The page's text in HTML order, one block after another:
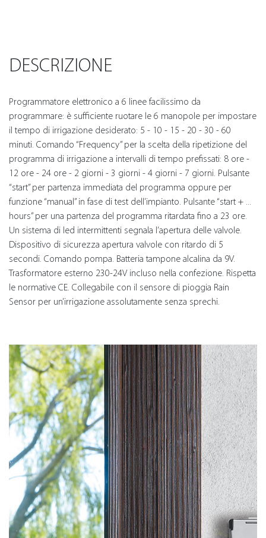
DESCRIZIONE
Programmatore elettronico a 6 linee facilissimo da
programmare: è sufficiente ruotare le 6 manopole per impostare
il tempo di irrigazione desiderato: 5 - 10 - 15 - 20 - 30 - 60
minuti. Comando “Frequency” per la scelta della ripetizione del
programma di irrigazione a intervalli di tempo prefissati: 8 ore -
12 ore - 24 ore - 2 giorni - 3 giorni - 4 giorni - 7 giorni. Pulsante
“start” per partenza immediata del programma oppure per
funzione “manual” in fase di test dell’impianto. Pulsante “start + ...
hours” per una partenza del programma ritardata fino a 23 ore.
Un sistema di led intermittenti segnala l’apertura delle valvole.
Dispositivo di sicurezza apertura valvole con ritardo di 5
secondi. Comando pompa. Batteria tampone alcalina da 9V.
Trasformatore esterno 230-24V incluso nella confezione. Rispetta
le normative CE. Collegabile con il sensore di pioggia Rain
Sensor per un’irrigazione assolutamente senza sprechi.